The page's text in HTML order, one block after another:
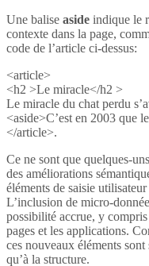
Une balise aside indique le
contexte dans la page,
code de l’article ci-dessus:
<article>
<h2 >Le miracle</h2 >
Le miracle du chat perdu
<aside>C’est en 2003 que
</article>.
Ce ne sont que quelques-
des améliorations
éléments de saisie
L’inclusion de micro-
possibilité accrue, y
pages et les applications.
ces nouveaux éléments
qu’à la structure.